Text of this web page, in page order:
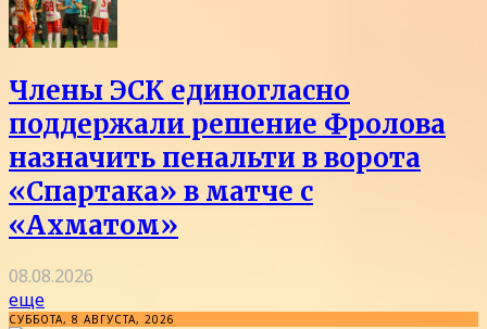
Члены ЭСК единогласно
поддержали решение Фролова
назначить пенальти в ворота
«Спартака» в матче с
«Ахматом»
08.08.2026
еще
СУББОТА, 8 АВГУСТА, 2026